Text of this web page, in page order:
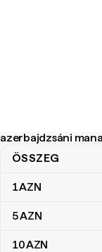
azerbajdzsáni
azerbajdzsáni
ÖSSZEG
1AZN
5AZN
10AZN